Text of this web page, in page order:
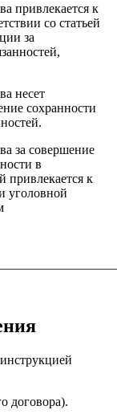
привлекается к
со статьей
за
несет
сохранности
за совершение
в
привлекается к
уголовной
договора).